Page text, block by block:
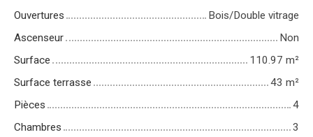
Ouvertures
Bois/Double vitrage
Ascenseur
Non
Surface
110.97 m²
Surface terrasse
43 m²
Pièces
4
Chambres
3